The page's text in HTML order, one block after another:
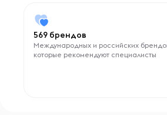
569 брендов
Международных и российских
которые рекомендуют специалисты